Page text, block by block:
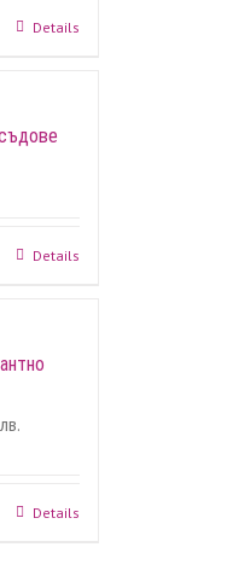
Details
Details
Details